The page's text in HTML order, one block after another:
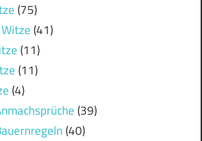
(75)
(41)
(11)
(11)
(4)
(39)
(40)